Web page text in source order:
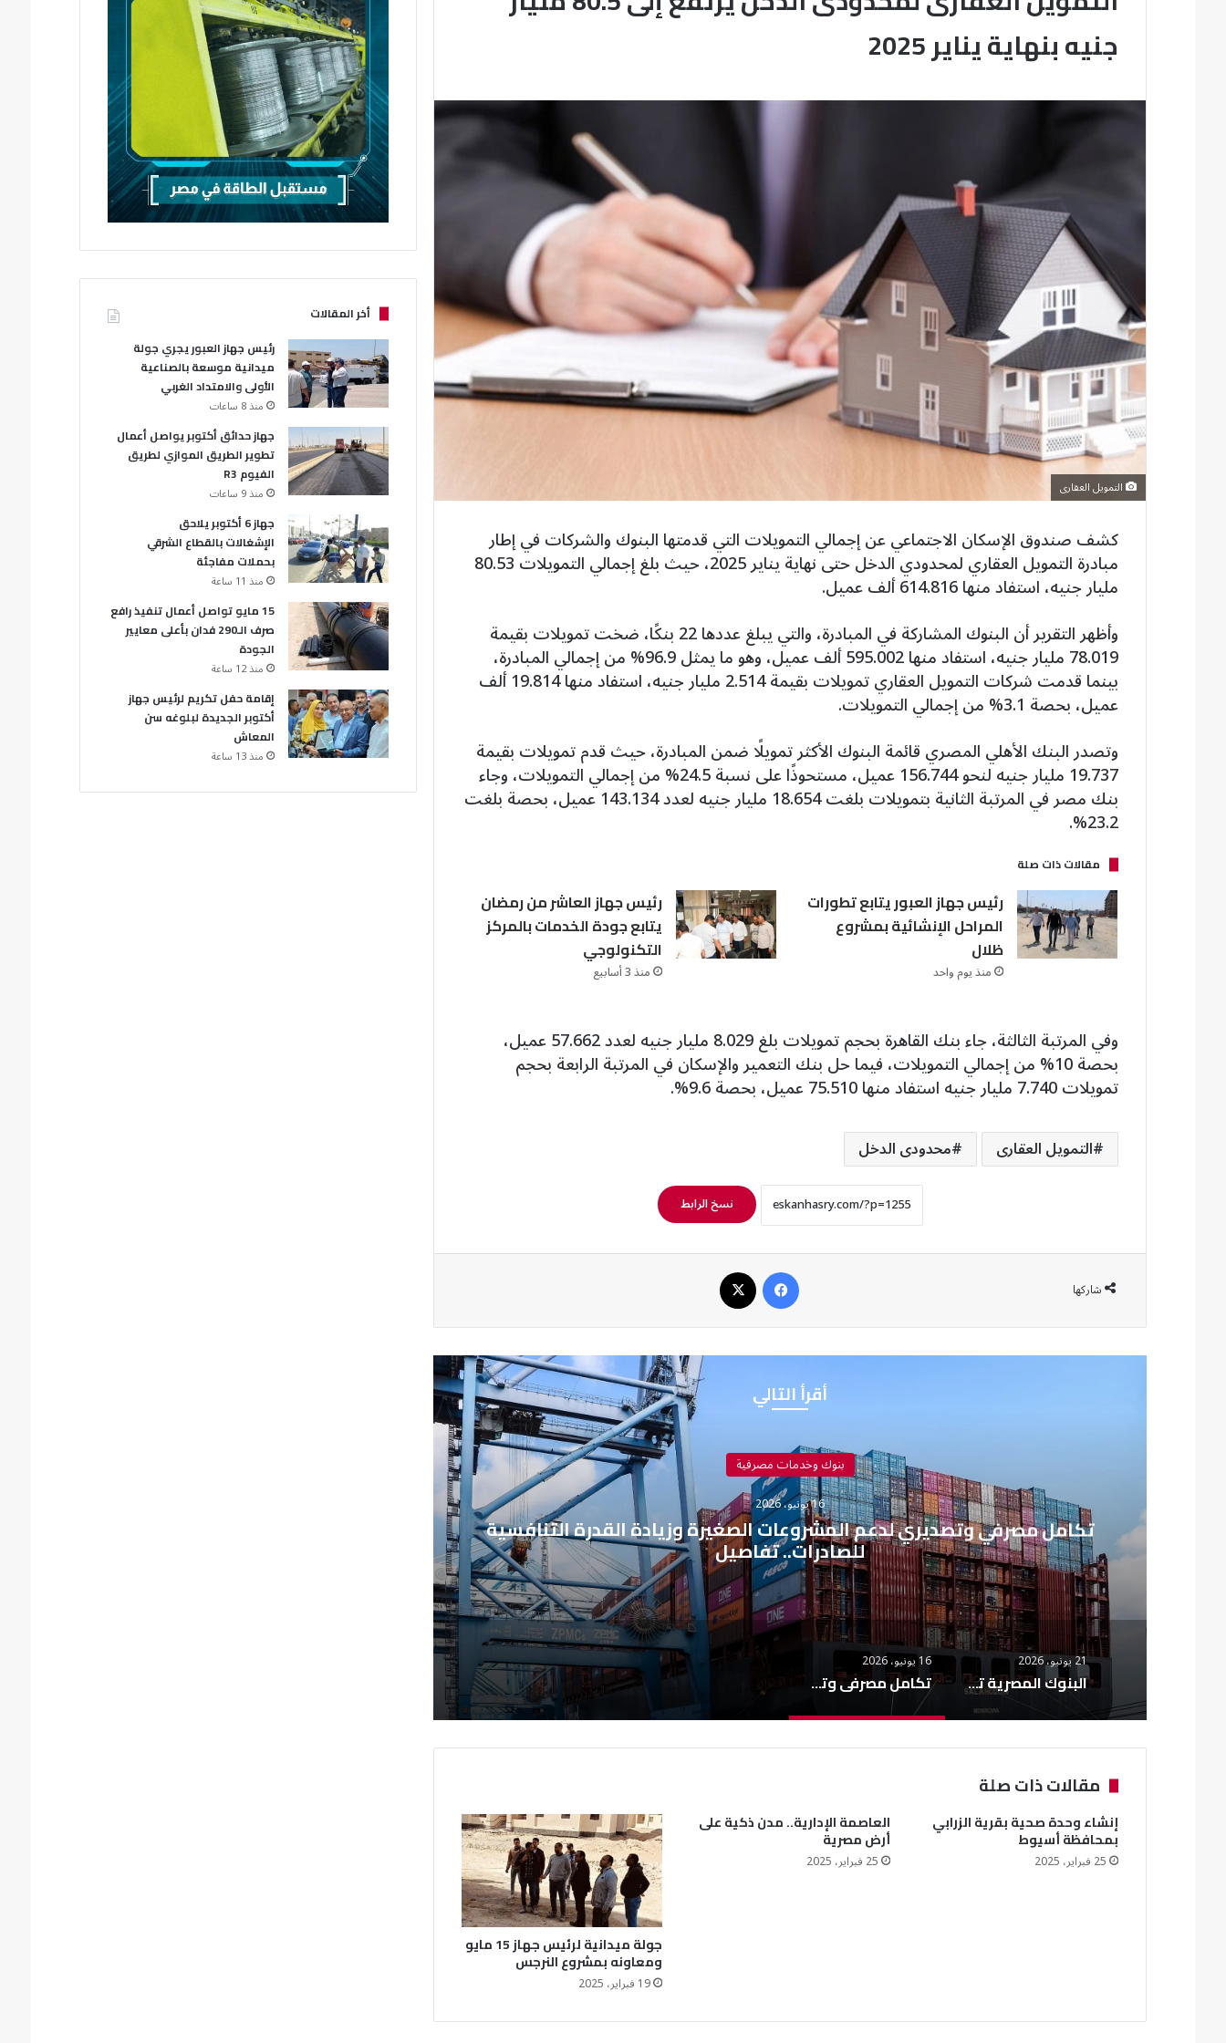
جنيه بنهاية يناير 2025
التمويل العقارى
كشف صندوق الإسكان الاجتماعي عن إجمالي التمويلات التي قدمتها البنوك والشركات في إطار
مبادرة التمويل العقاري لمحدودي الدخل حتى نهاية يناير 2025، حيث بلغ إجمالي التمويلات 80.53
مليار جنيه، استفاد منها 614.816 ألف عميل.
وأظهر التقرير أن البنوك المشاركة في المبادرة، والتي يبلغ عددها 22 بنكًا، ضخت تمويلات بقيمة
78.019 مليار جنيه، استفاد منها 595.002 ألف عميل، وهو ما يمثل 96.9% من إجمالي المبادرة،
بينما قدمت شركات التمويل العقاري تمويلات بقيمة 2.514 مليار جنيه، استفاد منها 19.814 ألف
عميل، بحصة 3.1% من إجمالي التمويلات.
وتصدر البنك الأهلي المصري قائمة البنوك الأكثر تمويلًا ضمن المبادرة، حيث قدم تمويلات بقيمة
19.737 مليار جنيه لنحو 156.744 عميل، مستحوذًا على نسبة 24.5% من إجمالي التمويلات، وجاء
بنك مصر في المرتبة الثانية بتمويلات بلغت 18.654 مليار جنيه لعدد 143.134 عميل، بحصة بلغت
23.2%.
مقالات ذات صلة
رئيس جهاز العبور يتابع تطورات
المراحل الإنشائية بمشروع
ظلال
منذ يوم واحد
رئيس جهاز العاشر من رمضان
يتابع جودة الخدمات بالمركز
التكنولوجي
منذ 3 أسابيع
وفي المرتبة الثالثة، جاء بنك القاهرة بحجم تمويلات بلغ 8.029 مليار جنيه لعدد 57.662 عميل،
بحصة 10% من إجمالي التمويلات، فيما حل بنك التعمير والإسكان في المرتبة الرابعة بحجم
تمويلات 7.740 مليار جنيه استفاد منها 75.510 عميل، بحصة 9.6%.
التمويل العقارى محدودى الدخل
نسخ الرابط
شاركها
أقرأ التالي
بنوك وخدمات مصرفية
16 يونيو، 2026
تكامل مصرفي وتصديري لدعم المشروعات الصغيرة وزيادة القدرة التنافسية
للصادرات.. تفاصيل
21 يونيو، 2026
البنوك المصرية تعتمد معيار ISO 20022 الدولي في التحويلات المالية
16 يونيو، 2026
تكامل مصرفي وتصديري لدعم المشروعات الصغيرة وزيادة القدرة التنافسية للصادرات.. تفاصيل
مقالات ذات صلة
إنشاء وحدة صحية بقرية الزرابي
بمحافظة أسيوط
25 فبراير، 2025
العاصمة الإدارية.. مدن ذكية على
أرض مصرية
25 فبراير، 2025
جولة ميدانية لرئيس جهاز 15 مايو
ومعاونه بمشروع النرجس
19 فبراير، 2025
أخر المقالات
رئيس جهاز العبور يجري جولة
ميدانية موسعة بالصناعية
الأولى والامتداد الغربي
منذ 8 ساعات
جهاز حدائق أكتوبر يواصل أعمال
تطوير الطريق الموازي لطريق
الفيوم R3
منذ 9 ساعات
جهاز 6 أكتوبر يلاحق
الإشغالات بالقطاع الشرقي
بحملات مفاجئة
منذ 11 ساعة
15 مايو تواصل أعمال تنفيذ رافع
صرف الـ290 فدان بأعلى معايير
الجودة
منذ 12 ساعة
إقامة حفل تكريم لرئيس جهاز
أكتوبر الجديدة لبلوغه سن
المعاش
منذ 13 ساعة